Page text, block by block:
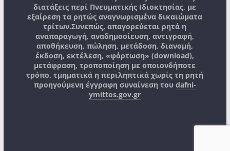
διατάξεις περί Πνευματικής Ιδιοκτησίας, με
εξαίρεση τα ρητώς αναγνωρισμένα δικαιώματα
τρίτων.Συνεπώς, απαγορεύεται ρητά η
αναπαραγωγή, αναδημοσίευση, αντιγραφή,
αποθήκευση, πώληση, μετάδοση, διανομή,
έκδοση, εκτέλεση, «φόρτωση» (download),
μετάφραση, τροποποίηση με οποιονδήποτε
τρόπο, τμηματικά η περιληπτικά χωρίς τη ρητή
προηγούμενη έγγραφη συναίνεση του dafni-
ymittos.gov.gr